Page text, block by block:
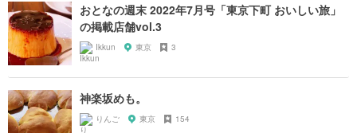
おとなの週末 2022年7月号「東京下町 おいしい旅」
の掲載店舗vol.3
Ikkun 東京 3
神楽坂めも。
りんご 東京 154